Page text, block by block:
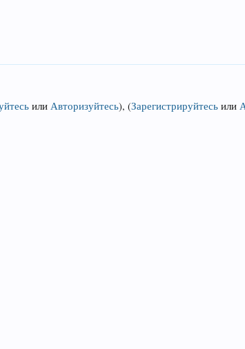
илиАвторизуйтесь),(Зарегистрируйтесь или